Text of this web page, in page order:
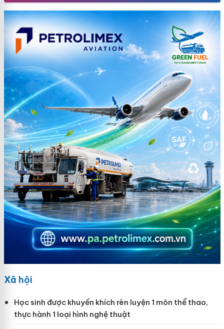
Xã hội
Học sinh được khuyến khích rèn luyện 1 môn thể thao,
thực hành 1 loại hình nghệ thuật